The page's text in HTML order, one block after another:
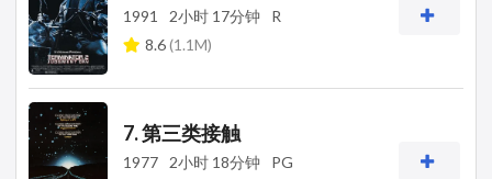
1991 2小时 17分钟
R
8.6(1.1M)
7. 第三类接触
1977 2小时 18分钟
PG